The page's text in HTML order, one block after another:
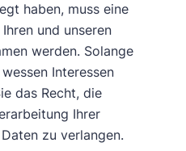
haben, muss eine
und unseren
werden. Solange
Interessen
das Recht, die
Ihrer
zu verlangen.